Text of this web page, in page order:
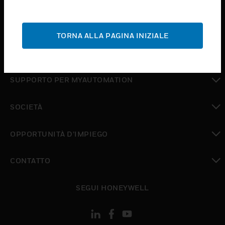
ASSISTENZA
toggle view
toggle view
SUPPORTO PER MYAUTOMATION
SOCIETÀ
OPPORTUNITÀ D’IMPIEGO
CONTATTO
SEGUI HONEYWELL
TORNA ALLA PAGINA INIZIALE